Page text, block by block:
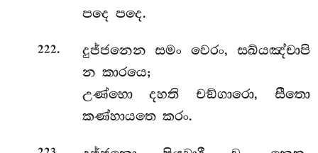
පදෙ පදෙ.
222. දුජ්ජනෙනසමං වෙරං, සඛ්යඤ්චාපි
න කාරයෙ;
උණ්හො දහති චඞ්ගාරො, සීතො
කණ්හායතෙ කරං.